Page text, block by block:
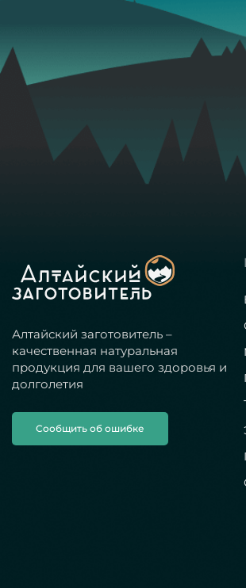
Алтайский заготовитель –
качественная натуральная
продукция для вашего здоровья и
долголетия
Сообщить об ошибке